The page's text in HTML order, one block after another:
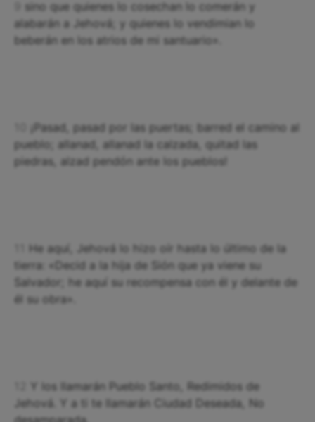
sino que quienes lo cosechan lo comerán y
alabarán a Jehová; y quienes lo vendimian lo
beberán en los atrios de mi santuario».
¡Pasad, pasad por las puertas; barred el camino al
pueblo; allanad, allanad la calzada, quitad las
piedras, alzad pendón ante los pueblos!
He aquí, Jehová lo hizo oír hasta lo último de la
tierra: «Decid a la hija de Sión que ya viene su
Salvador; he aquí su recompensa con él y delante de
él su obra».
Y los llamarán Pueblo Santo, Redimidos de
Jehová. Y a ti te llamarán Ciudad Deseada, No